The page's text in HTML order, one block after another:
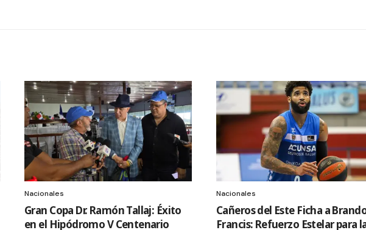
Nacionales
Gran Copa Dr. Ramón Tallaj: Éxito
en el Hipódromo V Centenario
Nacionales
Cañeros del Este Ficha a
Francis: Refuerzo Estelar para